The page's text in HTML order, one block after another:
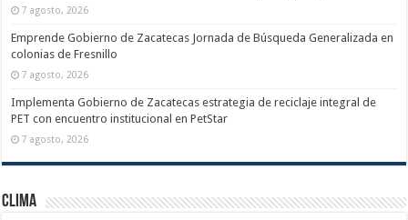
7 agosto, 2026
Emprende Gobierno de Zacatecas Jornada de Búsqueda Generalizada en
colonias de Fresnillo
7 agosto, 2026
Implementa Gobierno de Zacatecas estrategia de reciclaje integral de
PET con encuentro institucional en PetStar
7 agosto, 2026
Clima